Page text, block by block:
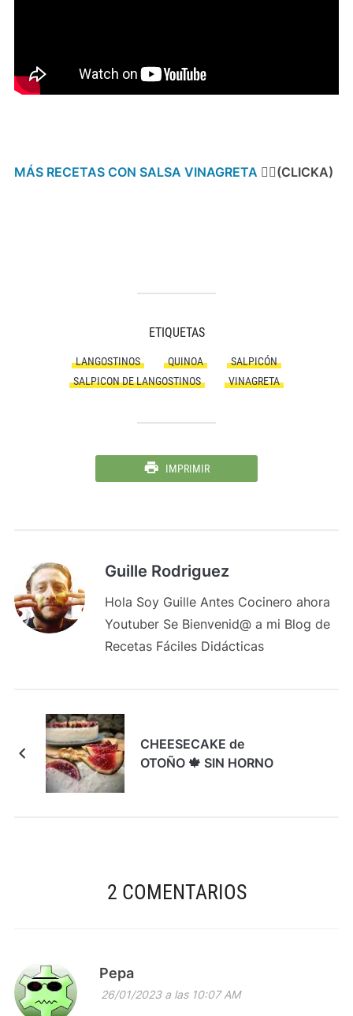
MÁS RECETAS CON SALSA VINAGRETA 👈🏻(CLICKA)
ETIQUETAS
LANGOSTINOS QUINOA
SALPICÓN
SALPICON DE LANGOSTINOS
VINAGRETA
IMPRIMIR
Guille Rodriguez
Hola Soy Guille Antes Cocinero ahora
Youtuber Se Bienvenid@ a mi Blog de
Recetas Fáciles Didácticas
CHEESECAKE de
OTOÑO 🍁 SIN HORNO
2 COMENTARIOS
Pepa
26/01/2023 a las 10:07 AM